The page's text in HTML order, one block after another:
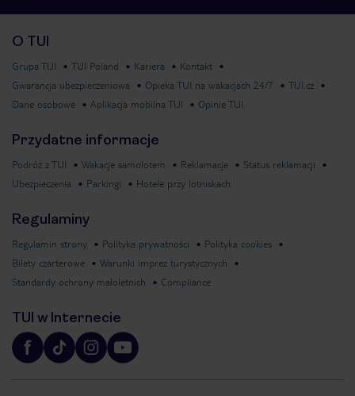
O TUI
Grupa TUI TUI Poland Kariera
Kontakt
Gwarancja ubezpieczeniowa
Opieka TUI na wakacjach 24/7
TUI.cz
Dane osobowe
Aplikacja mobilna TUI Opinie TUI
Przydatne informacje
Podróż z TUI Wakacje samolotem Reklamacje
Status reklamacji
Ubezpieczenia
Parkingi Hotele przy lotniskach
Regulaminy
Regulamin strony Polityka prywatności
Polityka cookies
Bilety czarterowe
Warunki imprez turystycznych
Standardy ochrony małoletnich
Compliance
TUI w Internecie